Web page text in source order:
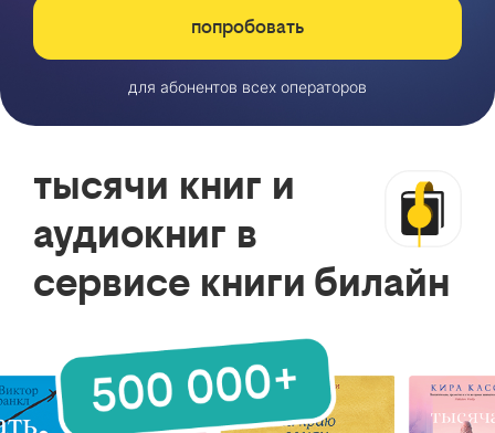
попробовать
для абонентов всех операторов
тысячи книг и
аудиокниг в
сервисе книги билайн